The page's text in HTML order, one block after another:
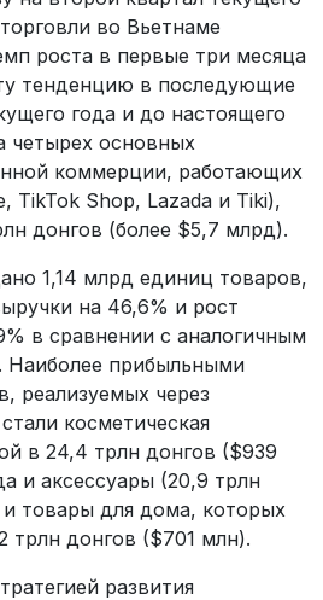
во Вьетнаме
роста в первые три месяца
тенденцию в последующие
года и до настоящего
четырех основных
коммерции, работающих
TikTok Shop, Lazada и Tiki),
донгов (более $5,7 млрд).
1,14 млрд единиц товаров,
на 46,6% и рост
в сравнении с аналогичным
Наиболее прибыльными
реализуемых через
косметическая
в 24,4 трлн донгов ($939
и аксессуары (20,9 трлн
товары для дома, которых
трлн донгов ($701 млн).
развития